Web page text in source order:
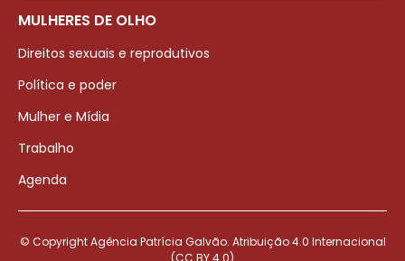
MULHERES DE OLHO
Direitos sexuais e reprodutivos
Política e poder
Mulher e Mídia
Trabalho
Agenda
© Copyright Agência Patrícia Galvão. Atribuição 4.0 Internacional